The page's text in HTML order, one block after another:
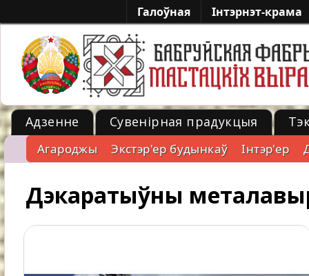
Галоўная Iнтэрнэт-крама
-->
Адзенне Сувенірная прадукцыя
Агароджы Экстэр'ер будынкаў Iнтэр'ер
Дэкаратыўны